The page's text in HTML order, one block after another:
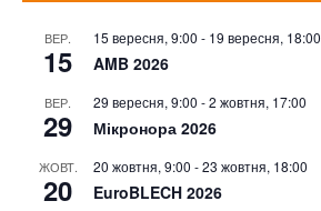
ВЕР.
15
15 вересня, 9:00 - 19 вересня, 18:00
AMB 2026
ВЕР.
29
29 вересня, 9:00 -2 жовтня, 17:00
Мікронора 2026
ЖОВТ.
20
20 жовтня, 9:00 -23 жовтня, 18:00
EuroBLECH 2026